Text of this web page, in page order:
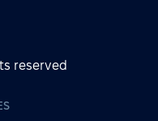
reserved